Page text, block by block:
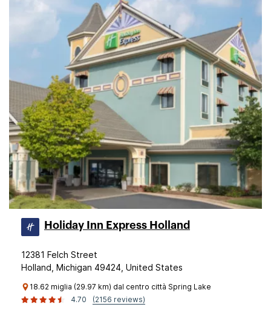
Holiday Inn Express Holland
12381 Felch Street
Holland, Michigan 49424, United States
18.62 miglia (29.97 km) dal centro città Spring Lake
4.70
(2156 reviews)